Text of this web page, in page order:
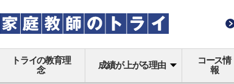
トライの教育理
念
成績が上がる理由
コース情
報